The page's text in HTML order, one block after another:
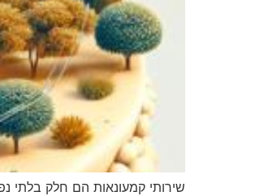
שירותי קמעונאות הם חלק בלתי